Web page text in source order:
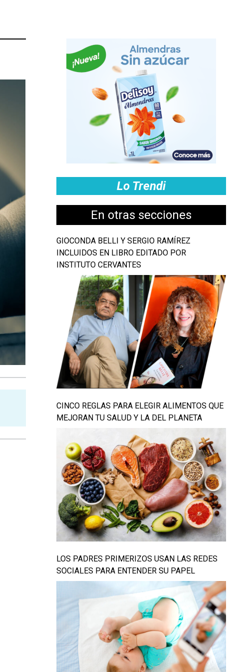
Lo Trendi
En otras secciones
GIOCONDA BELLI Y SERGIO RAMÍREZ
INCLUIDOS EN LIBRO EDITADO POR
INSTITUTO CERVANTES
CINCO REGLAS PARA ELEGIR ALIMENTOS QUE
MEJORAN TU SALUD Y LA DEL PLANETA
LOS PADRES PRIMERIZOS USAN LAS REDES
SOCIALES PARA ENTENDER SU PAPEL